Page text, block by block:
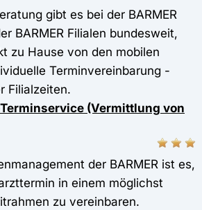
gibt es bei der BARMER
BARMER Filialen bundesweit,
zu Hause von den mobilen
Terminvereinbarung -
Filialzeiten.
(Vermittlung von
der BARMER ist es,
in einem möglichst
zu vereinbaren.